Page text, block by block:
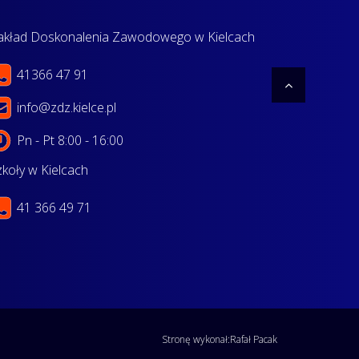
Doskonalenia Zawodowego w Kielcach
41366 47 91
info@zdz.kielce.pl
Pn - Pt 8:00 - 16:00
w Kielcach
41 366 49 71
Stronę wykonał:Rafał Pacak